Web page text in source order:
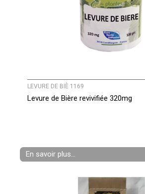
LEVURE DE BIÈ 1169
Levure de Bière revivifiée 320mg
En savoir plus...